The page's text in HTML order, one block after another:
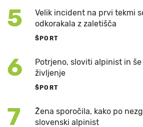
5
Velik incident na prvi tekmi
odkorakala z zaletišča
ŠPORT
6
Potrjeno, sloviti alpinist in
življenje
ŠPORT
7
Žena sporočila, kako po
slovenski alpinist